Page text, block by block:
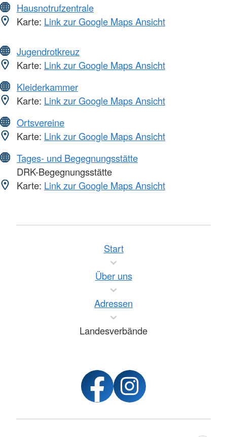
Hausnotrufzentrale
Karte: Link zur Google Maps Ansicht
Jugendrotkreuz
Karte: Link zur Google Maps Ansicht
Kleiderkammer
Karte: Link zur Google Maps Ansicht
Ortsvereine
Karte: Link zur Google Maps Ansicht
Tages- und Begegnungsstätte
DRK-Begegnungsstätte
Karte: Link zur Google Maps Ansicht
Start
Über uns
Adressen
Landesverbände